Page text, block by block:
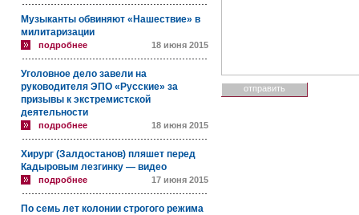
Музыканты обвиняют «Нашествие» в
милитаризации
подробнее 18 июня 2015
Уголовное дело завели на
руководителя ЭПО «Русские» за
призывы к экстремистской
деятельности
подробнее 18 июня 2015
Хирург (Залдостанов) пляшет перед
Кадыровым лезгинку — видео
подробнее 17 июня 2015
По семь лет колонии строгого режима